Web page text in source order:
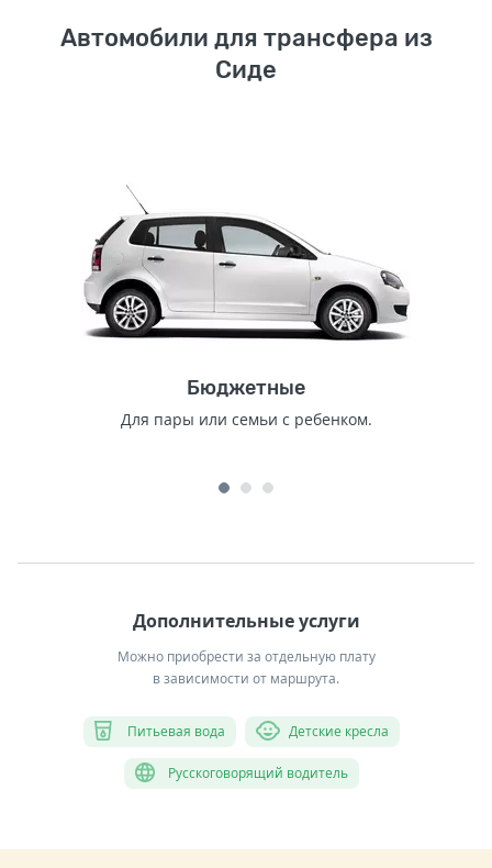
Автомобили для трансфера из
Сиде
Бюджетные
Для пары или семьи с ребенком.
Дополнительные услуги
Можно приобрести за отдельную плату
в зависимости от маршрута.
Питьевая вода Детские кресла
Русскоговорящий водитель